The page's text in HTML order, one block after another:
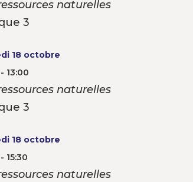
naturelles
3
18 octobre
13:00
naturelles
3
18 octobre
15:30
naturelles